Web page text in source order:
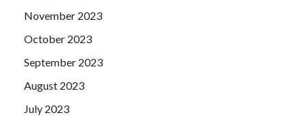
November 2023
October 2023
September 2023
August 2023
July 2023